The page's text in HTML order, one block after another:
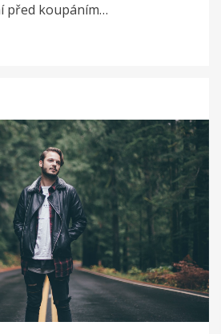
před koupáním…